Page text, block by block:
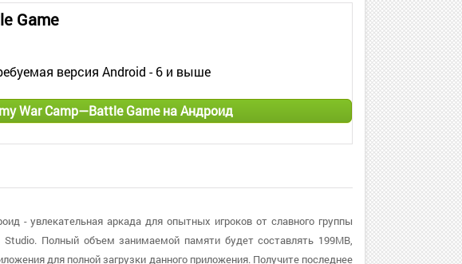
Game
версия Android - 6 и выше
War Camp—Battle Game на Андроид
- увлекательная аркада для опытных игроков от славного группы
Полный объем занимаемой памяти будет составлять 199MB,
для полной загрузки данного приложения. Получите последнее